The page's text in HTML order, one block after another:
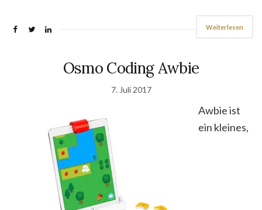
Weiterlesen
Osmo Coding Awbie
7. Juli 2017
Awbie ist
ein kleines,